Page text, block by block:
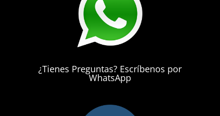
¿Tienes Preguntas? Escríbenos por
WhatsApp